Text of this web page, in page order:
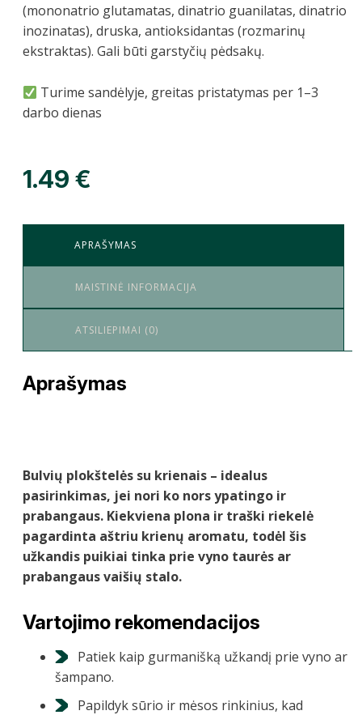
(mononatrio glutamatas, dinatrio guanilatas, dinatrio
inozinatas), druska, antioksidantas (rozmarinų
ekstraktas). Gali būti garstyčių pėdsakų.
Turime sandėlyje, greitas pristatymas per 1–3
darbo dienas
1.49 €
APRAŠYMAS
MAISTINĖ INFORMACIJA
ATSILIEPIMAI (0)
Aprašymas
Bulvių plokštelės su krienais – idealus
pasirinkimas, jei nori ko nors ypatingo ir
prabangaus. Kiekviena plona ir traški riekelė
pagardinta aštriu krienų aromatu, todėl šis
užkandis puikiai tinka prie vyno taurės ar
prabangaus vaišių stalo.
Vartojimo rekomendacijos
Patiek kaip gurmanišką užkandį prie vyno ar
šampano.
Papildyk sūrio ir mėsos rinkinius, kad